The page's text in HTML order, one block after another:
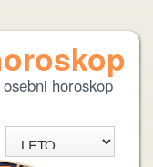
horoskop